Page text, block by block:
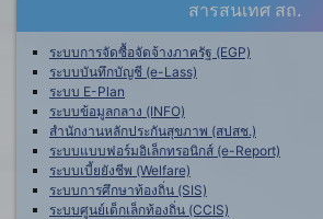
สารสนเทศ สถ.
ระบบการจัดซื้อจัดจ้างภาครัฐ (EGP)
ระบบบันทึกบัญชี (e-Lass)
ระบบ E-Plan
ระบบข้อมูลกลาง (INFO)
สำนักงานหลักประกันสุขภาพ (สปสช.)
ระบบแบบฟอร์มอิเล็กทรอนิกส์ (e-Report)
ระบบเบี้ยยังชีพ (Welfare)
ระบบการศึกษาท้องถิ่น (SIS)
ระบบศูนย์เด็กเล็กท้องถิ่น (CCIS)